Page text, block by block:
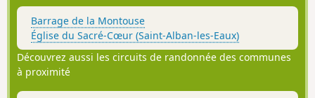
Barrage de la Montouse
Église du Sacré-Cœur (Saint-Alban-les-Eaux)
Découvrez aussi les circuits de randonnée des communes
à proximité